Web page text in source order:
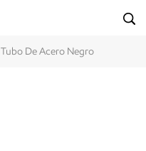
Tubo De Acero Negro